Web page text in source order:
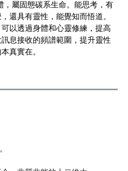
，屬固態碳系生命。能思考，有
還具有靈性，能覺知而悟道。
以透過身體和心靈修練，提高
息接收的頻譜範圍，提升靈性
真實在。